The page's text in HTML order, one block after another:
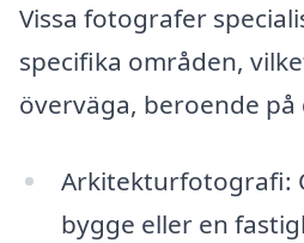
Vissa fotografer
specifika områden,
överväga, beroende på
Arkitekturfotografi:
bygge eller en